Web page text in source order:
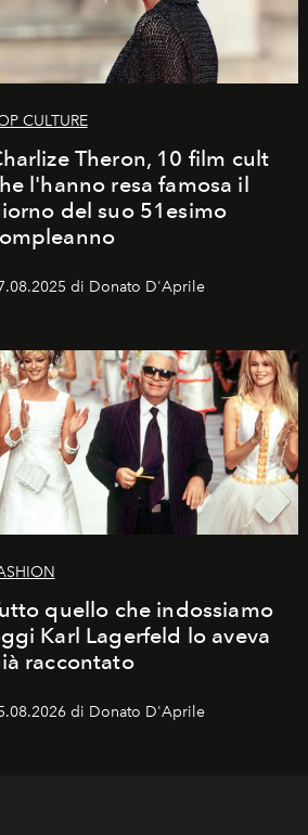
CULTURE
Theron, 10 film cult
l'hanno resa famosa il
del suo 51esimo
di Donato D'Aprile
quello che indossiamo
Karl Lagerfeld lo aveva
raccontato
di Donato D'Aprile